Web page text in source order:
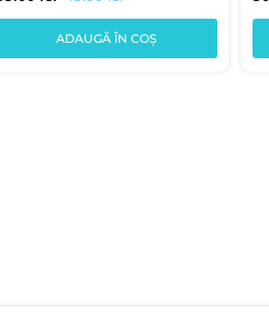
ADAUGĂ ÎN COȘ